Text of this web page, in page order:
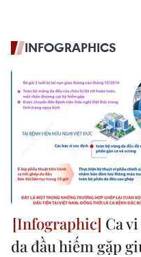
INFOGRAPHICS
Ca
da đầu hiếm gặp